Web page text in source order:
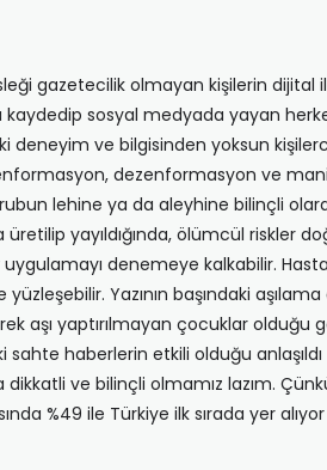
gazetecilik olmayan kişilerin
kaydedip sosyal medyada yayan
deneyim ve bilgisinden yoksun
dezenformasyon ve
lehine ya da aleyhine bilinçli
yayıldığında, ölümcül riskler
denemeye kalkabilir.
Yazının başındaki
aşı yaptırılmayan çocuklar
haberlerin etkili olduğu
ve bilinçli olmamız lazım.
%49 ile Türkiye ilk sırada yer